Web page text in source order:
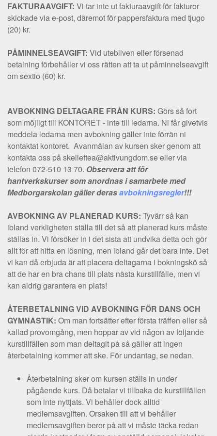
FAKTURAAVGIFT: Vi tar inte ut fakturaavgift för fakturor
skickade via e-post, däremot för pappersfaktura med tjugo
(20) kr.
PÅMINNELSEAVGIFT: Vid utebliven eller försenad
betalning förbehåller vi oss rätten att ta ut påminnelseavgift
om sextio (60) kr.
AVBOKNING DELTAGARE FRÅN KURS: Görs så fort
som möjligt till KONTORET - inte till ledarna. Ni får givetvis
meddela ledarna men avbokning gäller inte förrän ni
kontaktat kontoret. Avanmälan av kursen sker genom att
kontakta oss på skelleftea@aktivungdom.se eller via
telefon 072-510 13 70. Observera att för
hantverkskurser som anordnas i samarbete med
Medborgarskolan gäller derasavbokningsregler!!!
AVBOKNING AV PLANERAD KURS: Tyvärr så kan
ibland verkligheten ställa till det så att planerad kurs måste
ställas in. Vi försöker in i det sista att undvika detta och gör
allt för att hitta en lösning, men ibland går det bara inte. Det
vi kan då erbjuda är att placera deltagarna i bokningskö så
att de har en bra chans till plats nästa kurstillfälle, men vi
kan aldrig garantera en plats!
ÅTERBETALNING VID AVBOKNING FÖR DANS OCH
GYMNASTIK: Om man fortsätter efter första träffen eller så
kallad provomgång, men hoppar av vid någon av följande
kurstillfällen som man deltagit på så gäller att ingen
återbetalning kommer att ske. För undantag, se nedan.
Återbetalning sker om kursen ställs in under
pågående kurs. Då betalar vi tillbaka de kurstillfällen
som inte nyttjats. Vi behåller dock alltid
medlemsavgiften. Orsaken till att vi behåller
medlemsavgiften beror på att vi måste täcka redan